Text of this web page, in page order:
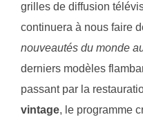
grilles de diffusion
continuera à nous faire
nouveautés du monde
derniers modèles
passant par la
vintage, le programme